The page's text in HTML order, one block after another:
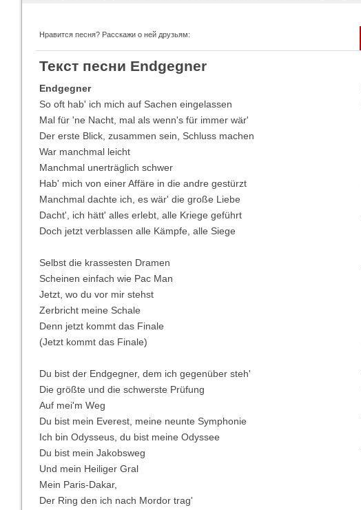
Imagine Dragons
Все песни
Blind Guardian
Нравится песня? Расскажи о ней друзьям:
Текст песни Endgegner
Endgegner
So oft hab' ich mich auf Sachen eingelassen
Mal für 'ne Nacht, mal als wenn's für immer wär'
Der erste Blick, zusammen sein, Schluss machen
War manchmal leicht
Manchmal unerträglich schwer
Hab' mich von einer Affäre in die andre gestürzt
Manchmal dachte ich, es wär' die große Liebe
Dacht', ich hätt' alles erlebt, alle Kriege geführt
Doch jetzt verblassen alle Kämpfe, alle Siege
Selbst die krassesten Dramen
Scheinen einfach wie Pac Man
Jetzt, wo du vor mir stehst
Zerbricht meine Schale
Denn jetzt kommt das Finale
(Jetzt kommt das Finale)
Du bist der Endgegner, dem ich gegenüber steh'
Die größte und die schwerste Prüfung
Auf mei'm Weg
Du bist mein Everest, meine neunte Symphonie
Ich bin Odysseus, du bist meine Odyssee
Du bist mein Jakobsweg
Und mein Heiliger Gral
Mein Paris-Dakar,
Der Ring den ich nach Mordor trag'